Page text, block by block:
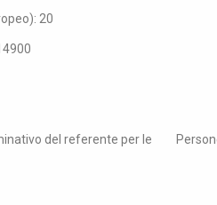
20
del referente per le Persone